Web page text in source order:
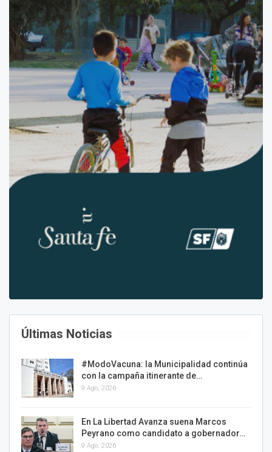
Últimas Noticias
#ModoVacuna: la Municipalidad continúa
con la campaña itinerante de…
9 Ago, 2026
En La Libertad Avanza suena Marcos
Peyrano como candidato a gobernador…
9 Ago, 2026